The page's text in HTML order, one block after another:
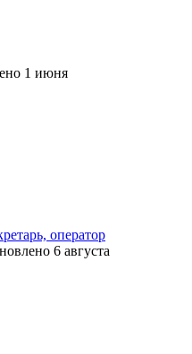
1 июня
оператор
6 августа